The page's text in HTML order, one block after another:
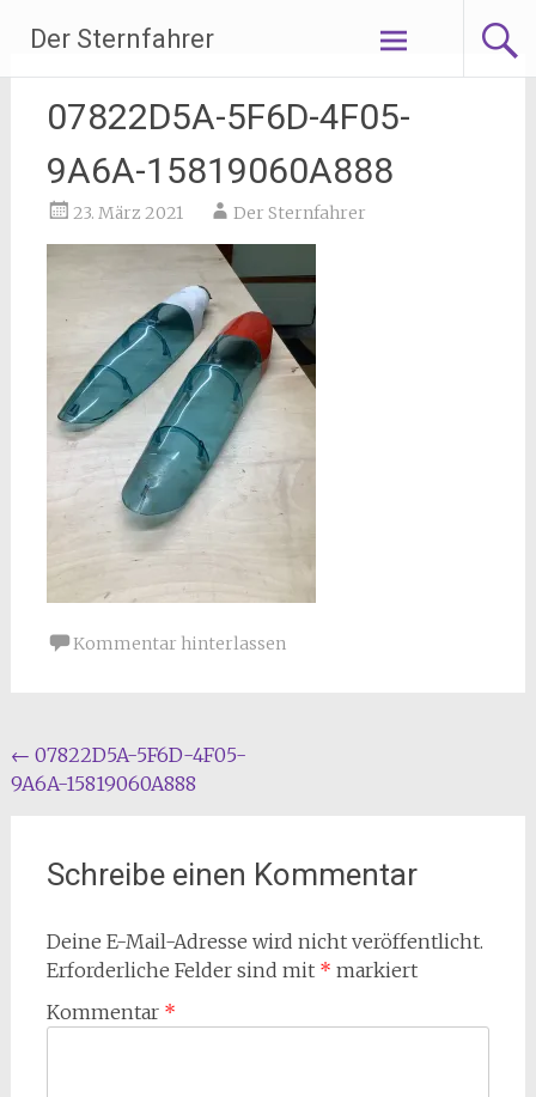
Inhalt
springen
Der Sternfahrer
07822D5A-5F6D-4F05-
9A6A-15819060A888
23. März 2021 Der Sternfahrer
Kommentar hinterlassen
Beitragsnavigation
← 07822D5A-5F6D-4F05-
9A6A-15819060A888
Schreibe einen Kommentar
Deine E-Mail-Adresse wird nicht veröffentlicht.
Erforderliche Felder sind mit * markiert
Kommentar *